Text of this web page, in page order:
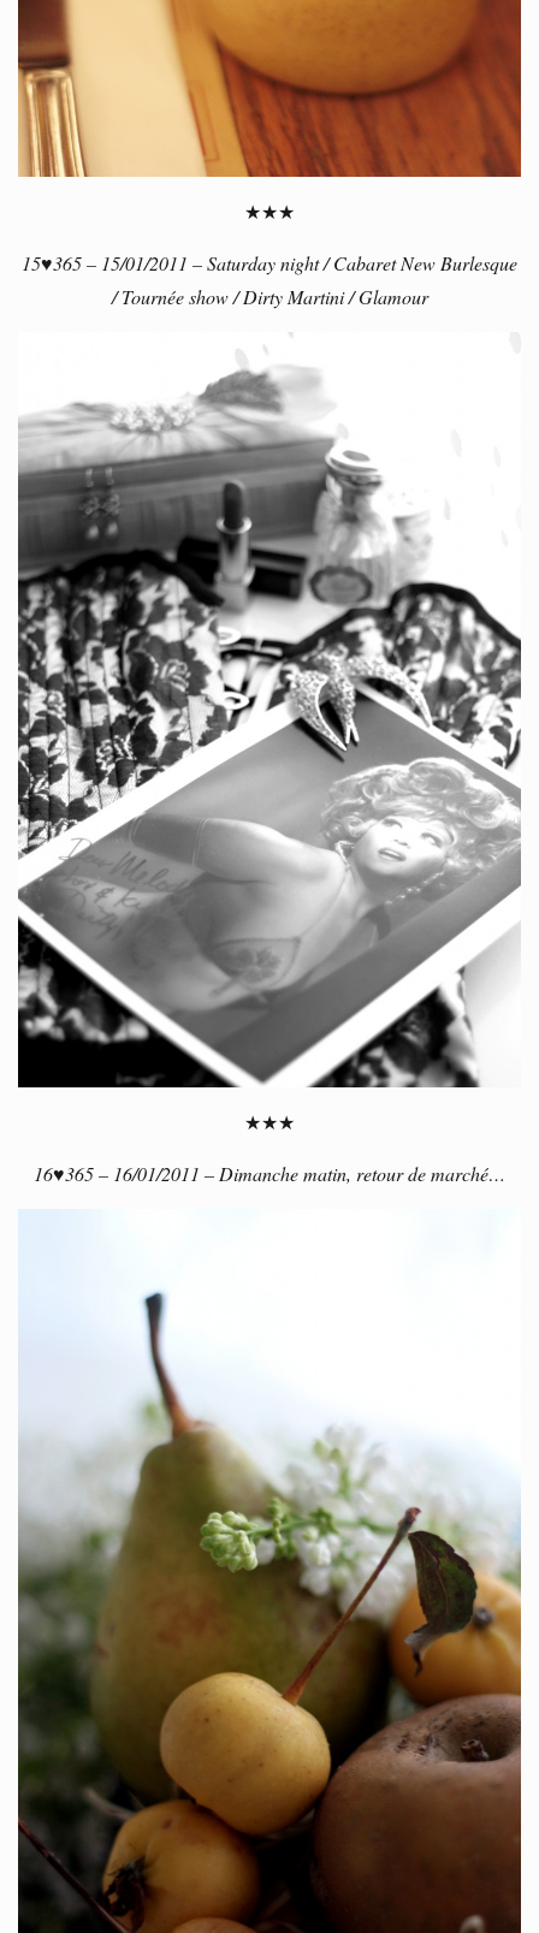
★★★
15♥365 – 15/01/2011 – Saturday night / Cabaret New Burlesque
/ Tournée show / Dirty Martini / Glamour
★★★
16♥365 – 16/01/2011 – Dimanche matin, retour de marché…